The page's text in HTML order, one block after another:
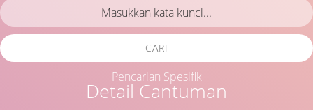
Detail Cantuman
CARI
Pencarian Spesifik